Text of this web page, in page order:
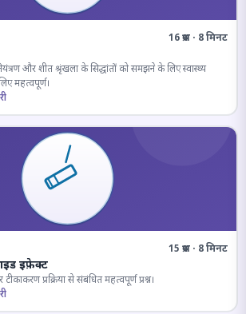
16 प्रश्न · 8 मिनट
और शीत श्रृंखला के सिद्धांतों को समझने के लिए स्वास्थ्य
महत्वपूर्ण।
15 प्रश्न · 8 मिनट
इफ़ेक्ट
प्रक्रिया से संबंधित महत्वपूर्ण प्रश्न।